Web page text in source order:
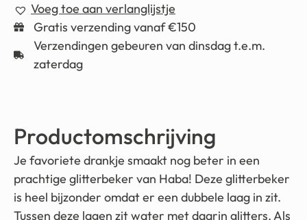
Voeg toe aan verlanglijstje
Gratis verzending vanaf €150
Verzendingen gebeuren van dinsdag t.e.m.
zaterdag
Productomschrijving
Je favoriete drankje smaakt nog beter in een
prachtige glitterbeker van Haba! Deze glitterbeker
is heel bijzonder omdat er een dubbele laag in zit.
Tussen deze lagen zit water met daarin glitters. Als